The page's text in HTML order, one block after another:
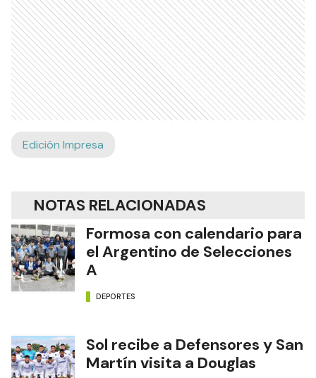
Edición Impresa
NOTAS RELACIONADAS
Formosa con calendario para
el Argentino de Selecciones
A
DEPORTES
Sol recibe a Defensores y San
Martín visita a Douglas